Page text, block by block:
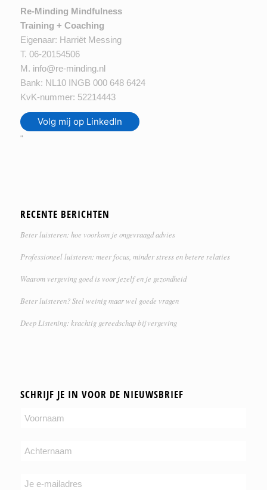
Re-Minding Mindfulness
Training + Coaching
Eigenaar: Harriët Messing
T. 06-20154506
M. info@re-minding.nl
Bank: NL10 INGB 000 648 6424
KvK-nummer: 52214443
Volg mij op LinkedIn
“
RECENTE BERICHTEN
Beter luisteren: hoe voorkom je ongevraagd advies
Professioneel luisteren: meer focus, minder stress en betere relaties
Waarom vergeving goed is voor jezelf en je gezondheid
Beter luisteren? Stel weinig maar wel goede vragen
Deep Listening: krachtig gereedschap bij vergeving
SCHRIJF JE IN VOOR DE NIEUWSBRIEF